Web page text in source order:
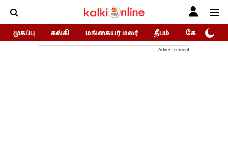
முகப்பு கல்கி மங்கையர் மலர் தீபம் கோகுலம்/
Advertisement